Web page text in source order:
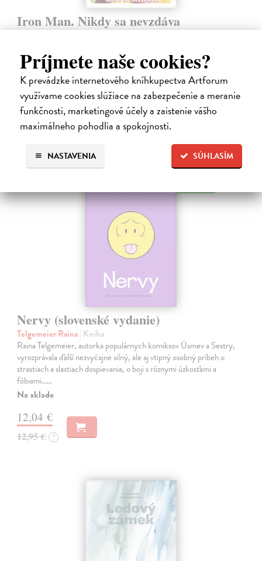
Príjmete naše cookies?
K prevádzke internetového kníhkupectva Artforum
využívame cookies slúžiace na zabezpečenie a meranie
funkčnosti, marketingové účely a zaistenie vášho
maximálneho pohodlia a spokojnosti.
SÚHLASÍM
NASTAVENIA
Iron Man. Nikdy sa nevzdáva
bojovník Iron Man - má jediný cieľ: Urobiť zo sveta lepšie a
bezpečnejšie miesto. Aby to dosiahol, nebojí sa vydať ani do tých
najnebezpečnejších…
Na sklade
9,45 €
Nervy (slovenské vydanie)
Telgemeier Raina| Kniha
Raina Telgemeier, autorka populárnych komiksov Úsmev a Sestry,
vyrozprávala ďalší nezvyčajne silný, ale aj vtipný osobný príbeh o
strastiach a slastiach dospievania, o boji s rôznymi úzkosťami a
fóbiami...…
Na sklade
12,04 €
12,95 € ?